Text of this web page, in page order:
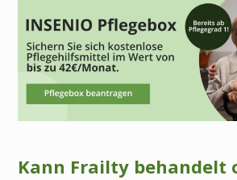
Kann Frailty behandelt